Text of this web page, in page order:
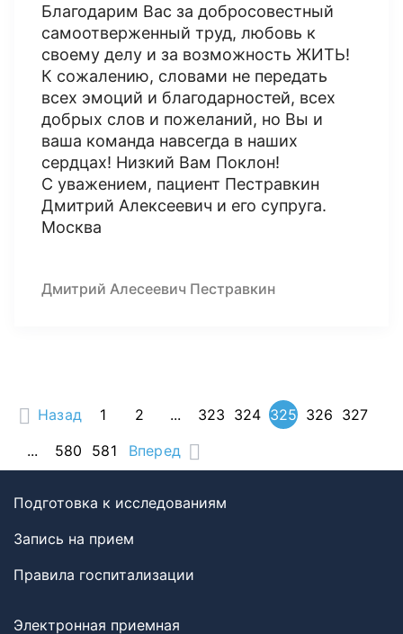
Благодарим Вас за добросовестный
самоотверженный труд, любовь к
своему делу и за возможность ЖИТЬ!
К сожалению, словами не передать
всех эмоций и благодарностей, всех
добрых слов и пожеланий, но Вы и
ваша команда навсегда в наших
сердцах! Низкий Вам Поклон!
С уважением, пациент Пестравкин
Дмитрий Алексеевич и его супруга.
Москва
Дмитрий Алесеевич Пестравкин
Назад 1 2 ... 323 324 325 326 327
...
580 581 Вперед
Подготовка к исследованиям
Запись на прием
Правила госпитализации
Электронная приемная